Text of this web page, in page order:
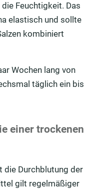
Feuchtigkeit. Das
elastisch und sollte
kombiniert
Wochen lang von
täglich ein bis
einer trockenen
die Durchblutung der
gilt regelmäßiger